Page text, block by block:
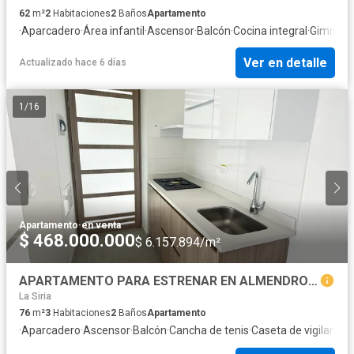
62 m²2 Habitaciones2 BañosApartamento
·Aparcadero·Área infantil·Ascensor·Balcón·Cocina integral·
Actualizado hace 6 días Ver en detalle
1 /16
Apartamento·en venta
$ 468.000.000$ 6.157.894/m²
APARTAMENTO PARA ESTRENAR EN ALMENDROS BELLA SUIZA / 3 ALCOBAS !!!
La Siria
76 m²3 Habitaciones2 BañosApartamento
·Aparcadero·Ascensor·Balcón·Cancha de tenis·Caseta de vigilancia